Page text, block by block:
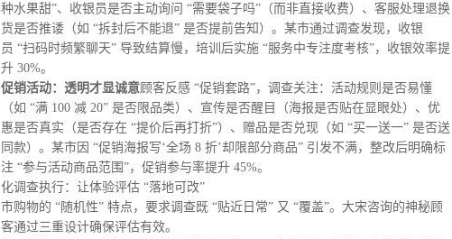
种水果甜”、收银员是否主动询问 “需要袋子吗”（而非直接收费）、客服处理退换
货是否推诿（如 “拆封后不能退” 是否提前告知）。某市通过调查发现，收银
员 “扫码时频繁聊天” 导致结算慢，培训后实施 “服务中专注度考核”，收银效率提
升 30%。
促销活动：透明才显诚意顾客反感 “促销套路”，调查关注：活动规则是否易懂
（如 “满 100 减 20” 是否限品类）、宣传是否醒目（海报是否贴在显眼处）、优
惠是否真实（是否存在 “提价后再打折”）、赠品是否兑现（如 “买一送一” 是否送
同款）。某市因 “促销海报写‘全场 8 折’却限部分商品” 引发不满，整改后明确标
注 “参与活动商品范围”，促销参与率提升 45%。
化调查执行：让体验评估 “落地可改”
市购物的 “随机性” 特点，要求调查既 “贴近日常” 又 “覆盖”。大宋咨询的神秘顾
客通过三重设计确保评估有效。